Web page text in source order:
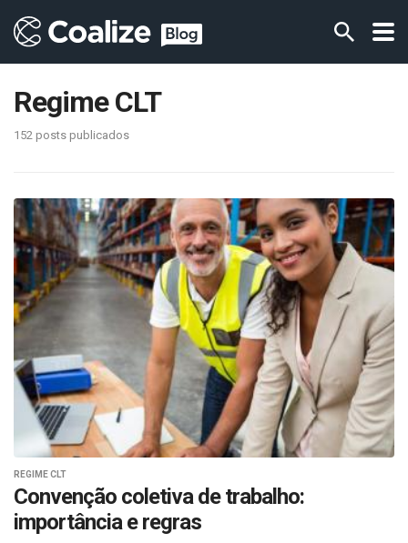
Regime CLT
152 posts publicados
REGIME CLT
Convenção coletiva de trabalho:
importância e regras